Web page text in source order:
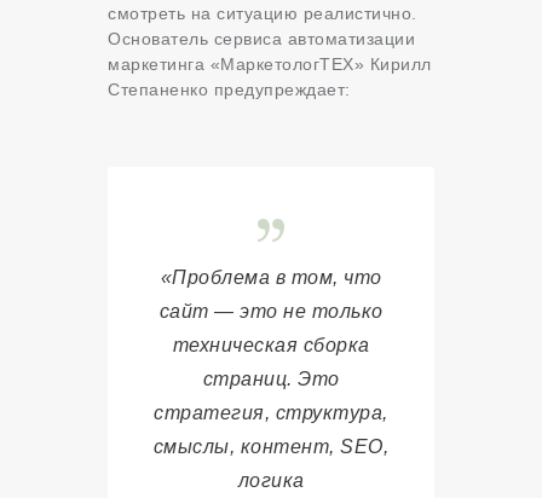
смотреть на ситуацию реалистично.
Основатель сервиса автоматизации
маркетинга «МаркетологТЕХ» Кирилл
Степаненко предупреждает:
«Проблема в том, что
сайт — это не только
техническая сборка
страниц. Это
стратегия, структура,
смыслы, контент, SEO,
логика